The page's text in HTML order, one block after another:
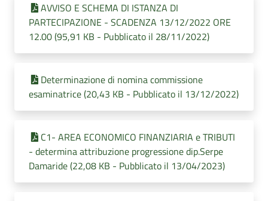
AVVISO E SCHEMA DI ISTANZA DI
PARTECIPAZIONE - SCADENZA 13/12/2022 ORE
12.00 (95,91 KB - Pubblicato il 28/11/2022)
Determinazione di nomina commissione
esaminatrice (20,43 KB - Pubblicato il 13/12/2022)
C1- AREA ECONOMICO FINANZIARIA e TRIBUTI
- determina attribuzione progressione dip.Serpe
Damaride (22,08 KB - Pubblicato il 13/04/2023)